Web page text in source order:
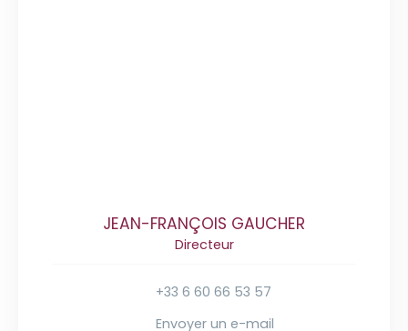
JEAN-FRANÇOIS GAUCHER
Directeur
+33 6 60 66 53 57
Envoyer un e-mail